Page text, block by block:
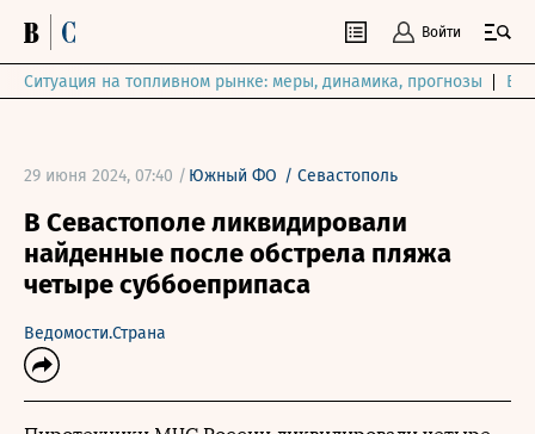
Войти
Ситуация на топливном рынке: меры, динамика, прогнозы
29 июня 2024, 07:40 / Южный ФО / Севастополь
В Севастополе ликвидировали
найденные после обстрела пляжа
четыре суббоеприпаса
Ведомости.Страна